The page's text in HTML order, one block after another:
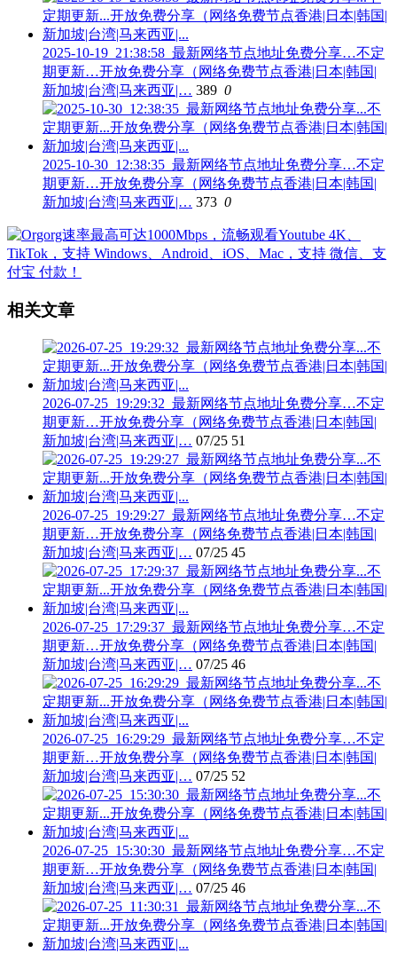
2025-10-19_21:38:58_最新网络节点地址免费分享…不定
期更新…开放免费分享（网络免费节点香港|日本|韩国|
新加坡|台湾|马来西亚|… 389 0
2025-10-30_12:38:35_最新网络节点地址免费分享…不定
期更新…开放免费分享（网络免费节点香港|日本|韩国|
新加坡|台湾|马来西亚|… 373 0
相关文章
2026-07-25_19:29:32_最新网络节点地址免费分享…不定
期更新…开放免费分享（网络免费节点香港|日本|韩国|
新加坡|台湾|马来西亚|… 07/25 51
2026-07-25_19:29:27_最新网络节点地址免费分享…不定
期更新…开放免费分享（网络免费节点香港|日本|韩国|
新加坡|台湾|马来西亚|… 07/25 45
2026-07-25_17:29:37_最新网络节点地址免费分享…不定
期更新…开放免费分享（网络免费节点香港|日本|韩国|
新加坡|台湾|马来西亚|… 07/25 46
2026-07-25_16:29:29_最新网络节点地址免费分享…不定
期更新…开放免费分享（网络免费节点香港|日本|韩国|
新加坡|台湾|马来西亚|… 07/25 52
2026-07-25_15:30:30_最新网络节点地址免费分享…不定
期更新…开放免费分享（网络免费节点香港|日本|韩国|
新加坡|台湾|马来西亚|… 07/25 46